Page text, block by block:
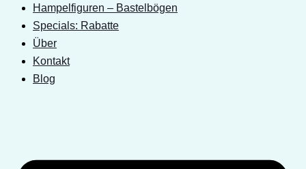
Hampelfiguren – Bastelbögen
Specials: Rabatte
Über
Kontakt
Blog